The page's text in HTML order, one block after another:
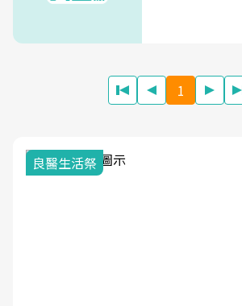
1
良醫生活祭